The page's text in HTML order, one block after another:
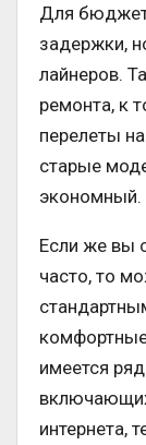
Для
задержки,
лайнеров.
ремонта, к
перелеты
старые
экономный.
Если же вы
часто, то
имеется
интернета,